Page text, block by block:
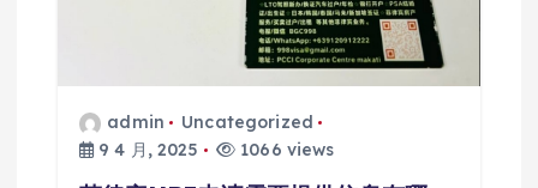
admin
Uncategorized
9 4 月, 2025
1066 views